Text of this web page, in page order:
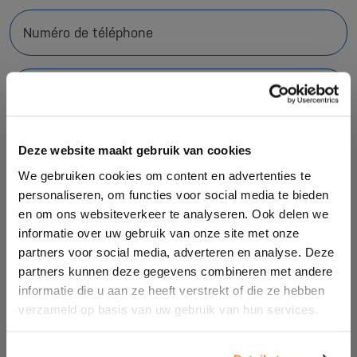
Deze website maakt gebruik van cookies
We gebruiken cookies om content en advertenties te
personaliseren, om functies voor social media te bieden
en om ons websiteverkeer te analyseren. Ook delen we
informatie over uw gebruik van onze site met onze
partners voor social media, adverteren en analyse. Deze
partners kunnen deze gegevens combineren met andere
informatie die u aan ze heeft verstrekt of die ze hebben
verzameld op basis van uw gebruik van hun services.
Numéro de téléphone
Abonnez-vous à la newsletter
J'accepte ladéclaration de confidentialité
Envoyer
Privacy Policy and Termes et